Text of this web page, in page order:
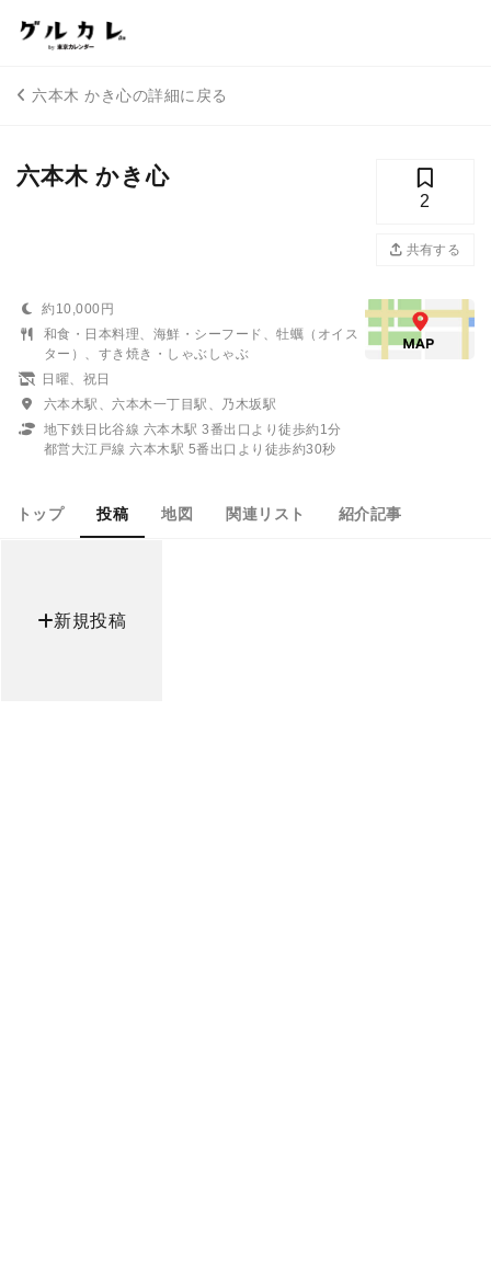
六本木 かき心の詳細に戻る
六本木 かき心
2
共有する
約10,000円
和食・日本料理、海鮮・シーフード、牡蠣（オイス
ター）、すき焼き・しゃぶしゃぶ
日曜、祝日
六本木駅、六本木一丁目駅、乃木坂駅
地下鉄日比谷線 六本木駅 3番出口より徒歩約1分
都営大江戸線 六本木駅 5番出口より徒歩約30秒
トップ 投稿 地図 関連リスト 紹介記事
新規投稿